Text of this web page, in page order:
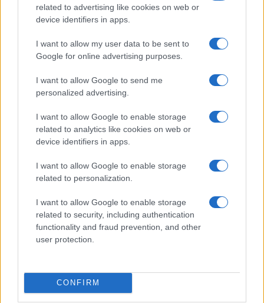
related to advertising like cookies on web or
device identifiers in apps.
I want to allow my user data to be sent to
Google for online advertising purposes.
I want to allow Google to send me
personalized advertising.
I want to allow Google to enable storage
related to analytics like cookies on web or
device identifiers in apps.
I want to allow Google to enable storage
related to personalization.
I want to allow Google to enable storage
related to security, including authentication
functionality and fraud prevention, and other
user protection.
CONFIRM
Ουκρανικά πλήγματα στη Μαύρη
Θάλασσα: Στόχος πλοία κοντά στο
Νοβοροσίσκ
Η Γερουσία των ΗΠΑ απέτρεψε διακοπή
λειτουργίας της κυβέρνησης, πριν τις
εκλογές Νοεμβρίου
Ο Οδυσσέας ταξίδευε με πλοίο των
Βίκινγκς; Η επιλογή του Νόλαν και η
13:30